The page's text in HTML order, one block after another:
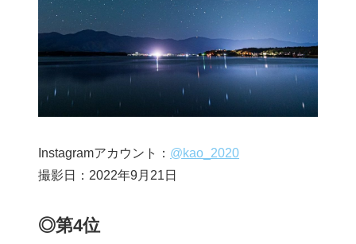
Instagramアカウント： @kao_2020
撮影日：2022年9月21日
◎第4位